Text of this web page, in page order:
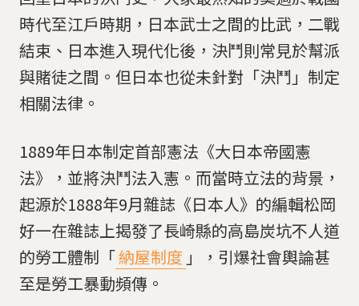
時代至江戶時期，日本武士之間的比武，二戰
結束、日本進入現代化後，決鬥則常見於幫派
與賭徒之間。但日本也從未針對「決鬥」制定
相關法律。
1889年日本制定首部憲法《大日本帝國憲
法》，並將決鬥法入憲。而當時立法的背景，
起源於1888年9月雜誌《日本人》的編輯松岡
好一在雜誌上揭發了長崎縣的高島炭坑不人道
的勞工體制「納屋制度 」，引爆社會輿論甚
至是勞工暴動頻傳。